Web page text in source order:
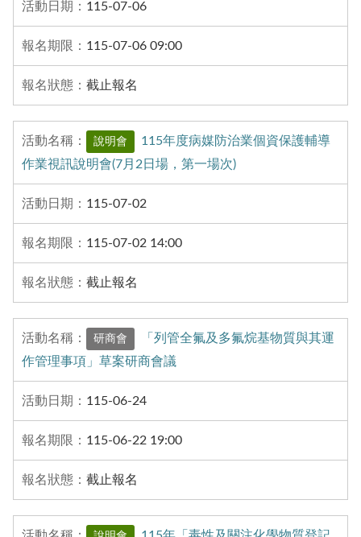
115-07-06
115-07-06 09:00
截止報名
說明會
115年度病媒防治業個資保護輔導
作業視訊說明會(7月2日場，第一場次)
115-07-02
115-07-02 14:00
截止報名
研商會
「列管全氟及多氟烷基物質與其運
作管理事項」草案研商會議
115-06-24
115-06-22 19:00
截止報名